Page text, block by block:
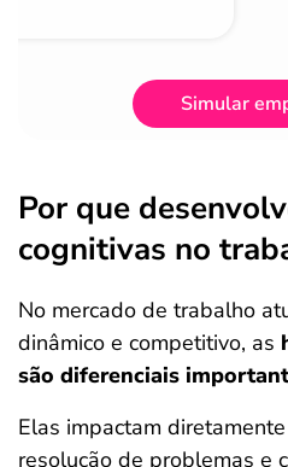
Simular
Por que
cognitivas no
No mercado de trabalho
dinâmico e competitivo, as
são diferenciais
Elas impactam
resolução de problemas e